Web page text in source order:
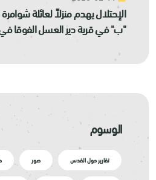
الإحتلال يهدم منزلاً لعائلة
"ب" في قرية دير العسل الفوقا
الوسوم
تقارير حول القدس صور